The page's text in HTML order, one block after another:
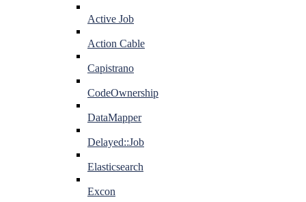
Active Job
Action Cable
Capistrano
CodeOwnership
DataMapper
Delayed::Job
Elasticsearch
Excon